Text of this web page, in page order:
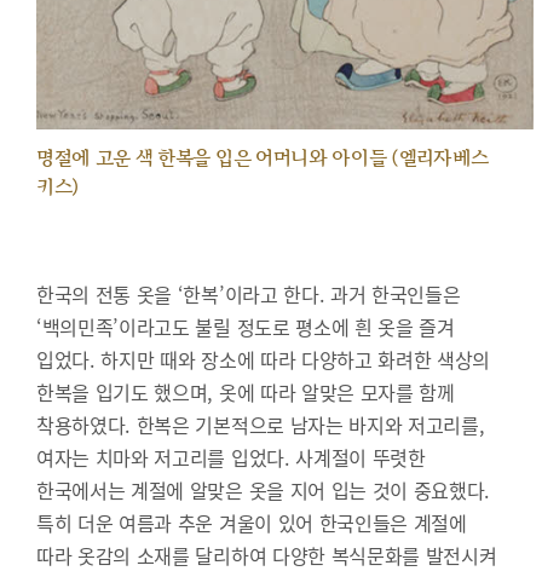
명절에 고운 색 한복을 입은 어머니와 아이들 (엘리자베스
키스)
한국의 전통 옷을 ‘한복’이라고 한다. 과거 한국인들은
‘백의민족’이라고도 불릴 정도로 평소에 흰 옷을 즐겨
입었다. 하지만 때와 장소에 따라 다양하고 화려한 색상의
한복을 입기도 했으며, 옷에 따라 알맞은 모자를 함께
착용하였다. 한복은 기본적으로 남자는 바지와 저고리를,
여자는 치마와 저고리를 입었다. 사계절이 뚜렷한
한국에서는 계절에 알맞은 옷을 지어 입는 것이 중요했다.
특히 더운 여름과 추운 겨울이 있어 한국인들은 계절에
따라 옷감의 소재를 달리하여 다양한 복식문화를 발전시켜